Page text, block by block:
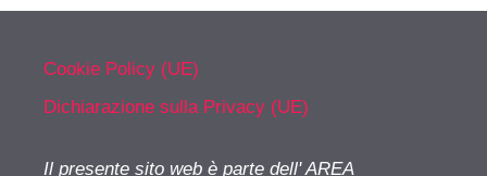
Cookie Policy (UE)
Dichiarazione sulla Privacy (UE)
Il presente sito web è parte dell' AREA